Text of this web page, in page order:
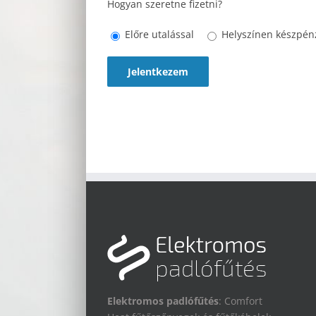
Hogyan szeretne fizetni?
Előre utalással Helyszínen
Elektromos padlófűtés: Comfort